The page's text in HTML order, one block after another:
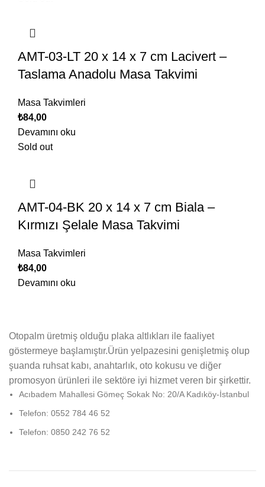
AMT-03-LT 20 x 14 x 7 cm Lacivert –
Taslama Anadolu Masa Takvimi
Masa Takvimleri
₺84,00
Devamını oku
Sold out
AMT-04-BK 20 x 14 x 7 cm Biala –
Kırmızı Şelale Masa Takvimi
Masa Takvimleri
₺84,00
Devamını oku
Otopalm üretmiş olduğu plaka altlıkları ile faaliyet
göstermeye başlamıştır.Ürün yelpazesini genişletmiş olup
şuanda ruhsat kabı, anahtarlık, oto kokusu ve diğer
promosyon ürünleri ile sektöre iyi hizmet veren bir şirkettir.
Acıbadem Mahallesi Gömeç Sokak No: 20/A Kadıköy-İstanbul
Telefon: 0552 784 46 52
Telefon: 0850 242 76 52